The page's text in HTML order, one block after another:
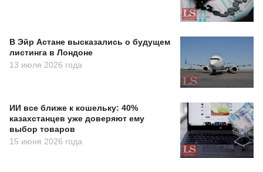
В Эйр Астане высказались о будущем
листинга в Лондоне
13 июля 2026 года
ИИ все ближе к кошельку: 40%
казахстанцев уже доверяют ему
выбор товаров
15 июня 2026 года